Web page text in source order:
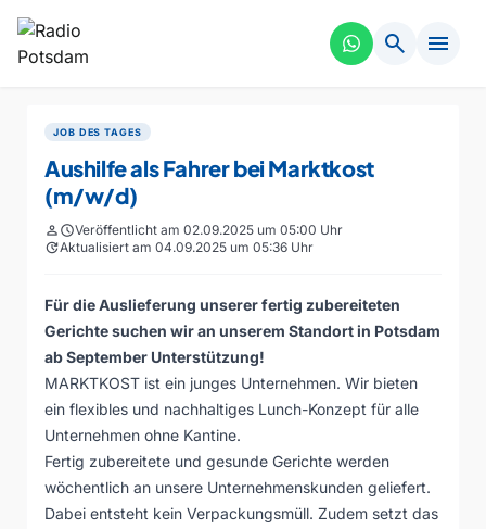
search menu
JOB DES TAGES
Aushilfe als Fahrer bei Marktkost
(m/w/d)
personscheduleVeröffentlicht am 02.09.2025 um 05:00 Uhr
updateAktualisiert am 04.09.2025 um 05:36 Uhr
Für die Auslieferung unserer fertig zubereiteten
Gerichte suchen wir an unserem Standort in Potsdam
ab September Unterstützung!
MARKTKOST ist ein junges Unternehmen. Wir bieten
ein flexibles und nachhaltiges Lunch-Konzept für alle
Unternehmen ohne Kantine.
Fertig zubereitete und gesunde Gerichte werden
wöchentlich an unsere Unternehmenskunden geliefert.
Dabei entsteht kein Verpackungsmüll. Zudem setzt das